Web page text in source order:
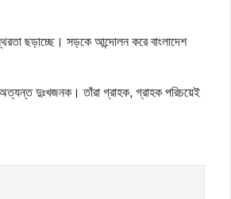
ছড়াচ্ছে। সড়কে আন্দোলন করে বাংলাদেশ
অত্যন্ত দুঃখজনক। তাঁরা গ্রাহক, গ্রাহক পরিচয়েই